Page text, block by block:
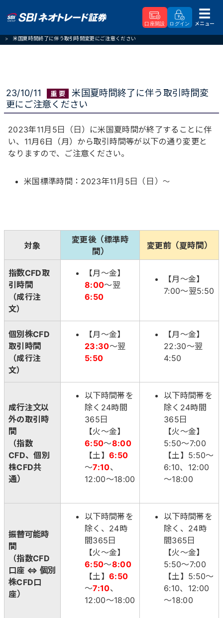
口座開設 ログイン
メニュー
米国夏時間終了に伴う取引時間変更にご注意ください
23/10/11
米国夏時間終了に伴う取引時間変
更にご注意ください
2023年11月5日（日）に米国夏時間が終了することに伴
い、11月6日（月）から取引時間等が以下の通り変更と
なりますので、ご注意ください。
米国標準時間：2023年11月5日（日）～
対象
変更後（標準時
間）
変更前（夏時間）
指数CFD取
引時間
（成行注
文）
【月～金】
8:00～翌
6:50
【月～金】
7:00～翌5:50
個別株CFD
取引時間
（成行注
文）
【月～金】
23:30～翌
5:50
【月～金】
22:30～翌
4:50
成行注文以
外の取引時
間
（指数
CFD、個別
株CFD共
通）
以下時間帯を
除く24時間
365日
【火～金】
6:50～8:00
【土】 6:50
～7:10、
12:00～18:00
以下時間帯を
除く24時間
365日
【火～金】
5:50～7:00
【土】5:50～
6:10、12:00
～18:00
振替可能時
間
（指数CFD
口座 ⇔ 個別
株CFD口
座）
以下時間帯を
除く、24時
間365日
【火～金】
6:50～8:00
【土】 6:50
～7:10、
12:00～18:00
以下時間帯を
除く、24時
間365日
【火～金】
5:50～7:00
【土】5:50～
6:10、12:00
～18:00